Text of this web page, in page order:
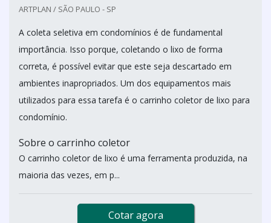
ARTPLAN / SÃO PAULO - SP
A coleta seletiva em condomínios é de fundamental
importância. Isso porque, coletando o lixo de forma
correta, é possível evitar que este seja descartado em
ambientes inapropriados. Um dos equipamentos mais
utilizados para essa tarefa é o carrinho coletor de lixo para
condomínio.
Sobre o carrinho coletor
O carrinho coletor de lixo é uma ferramenta produzida, na
maioria das vezes, em p...
Cotar agora